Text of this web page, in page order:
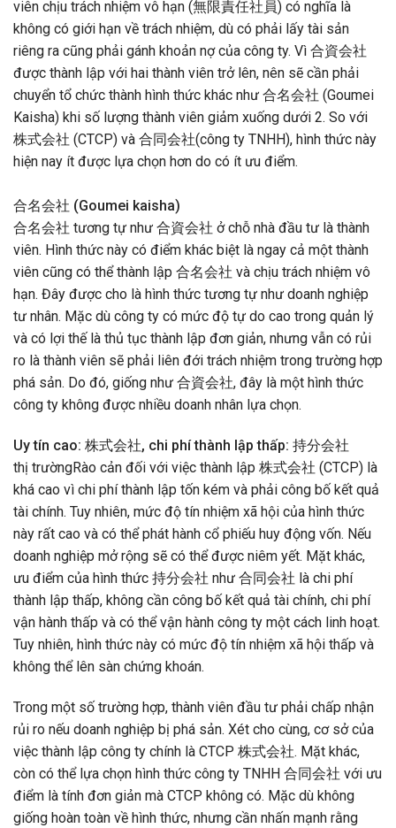
viên chịu trách nhiệm vô hạn (無限責任社員) có nghĩa là
không có giới hạn về trách nhiệm, dù có phải lấy tài sản
riêng ra cũng phải gánh khoản nợ của công ty. Vì 合資会社
được thành lập với hai thành viên trở lên, nên sẽ cần phải
chuyển tổ chức thành hình thức khác như 合名会社 (Goumei
Kaisha) khi số lượng thành viên giảm xuống dưới 2. So với
株式会社 (CTCP) và 合同会社(công ty TNHH), hình thức này
hiện nay ít được lựa chọn hơn do có ít ưu điểm.
合名会社 (Goumei kaisha)
合名会社 tương tự như 合資会社 ở chỗ nhà đầu tư là thành
viên. Hình thức này có điểm khác biệt là ngay cả một thành
viên cũng có thể thành lập 合名会社 và chịu trách nhiệm vô
hạn. Đây được cho là hình thức tương tự như doanh nghiệp
tư nhân. Mặc dù công ty có mức độ tự do cao trong quản lý
và có lợi thế là thủ tục thành lập đơn giản, nhưng vẫn có rủi
ro là thành viên sẽ phải liên đới trách nhiệm trong trường hợp
phá sản. Do đó, giống như 合資会社, đây là một hình thức
công ty không được nhiều doanh nhân lựa chọn.
Uy tín cao: 株式会社, chi phí thành lập thấp: 持分会社
thị trườngRào cản đối với việc thành lập 株式会社 (CTCP) là
khá cao vì chi phí thành lập tốn kém và phải công bố kết quả
tài chính. Tuy nhiên, mức độ tín nhiệm xã hội của hình thức
này rất cao và có thể phát hành cổ phiếu huy động vốn. Nếu
doanh nghiệp mở rộng sẽ có thể được niêm yết. Mặt khác,
ưu điểm của hình thức 持分会社 như 合同会社 là chi phí
thành lập thấp, không cần công bố kết quả tài chính, chi phí
vận hành thấp và có thể vận hành công ty một cách linh hoạt.
Tuy nhiên, hình thức này có mức độ tín nhiệm xã hội thấp và
không thể lên sàn chứng khoán.
Trong một số trường hợp, thành viên đầu tư phải chấp nhận
rủi ro nếu doanh nghiệp bị phá sản. Xét cho cùng, cơ sở của
việc thành lập công ty chính là CTCP 株式会社. Mặt khác,
còn có thể lựa chọn hình thức công ty TNHH 合同会社 với ưu
điểm là tính đơn giản mà CTCP không có. Mặc dù không
giống hoàn toàn về hình thức, nhưng cần nhấn mạnh rằng